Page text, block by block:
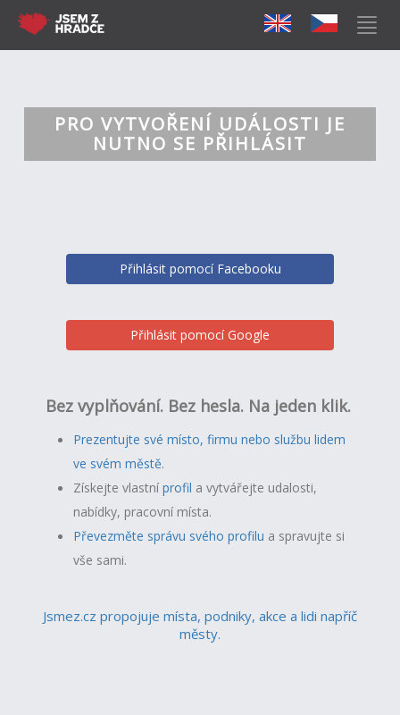
PRO VYTVOŘENÍ UDÁLOSTI JE
NUTNO SE PŘIHLÁSIT
Přihlásit pomocí Facebooku
Přihlásit pomocí Google
Bez vyplňování. Bez hesla. Na jeden klik.
Prezentujte své místo, firmu nebo službu lidem
ve svém městě.
Získejte vlastníprofil a vytvářejte udalosti,
nabídky, pracovní místa.
Převezměte správu svého profilu a spravujte si
vše sami.
Jsmez.cz propojuje místa, podniky, akce a lidi napříč
městy.